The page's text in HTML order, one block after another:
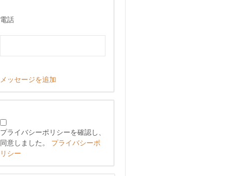
電話
メッセージを追加
プライバシーポリシーを確認し、
同意しました。 プライバシーポ
リシー